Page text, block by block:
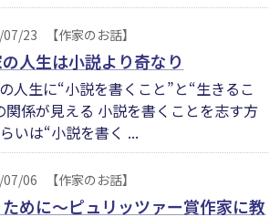
07/23 【作家のお話】
人生は小説より奇なり
人生に“小説を書くこと”と“生きるこ
関係が見える 小説を書くことを志す方
いは“小説を書く ...
07/06 【作家のお話】
めに～ピュリッツァー賞作家に教